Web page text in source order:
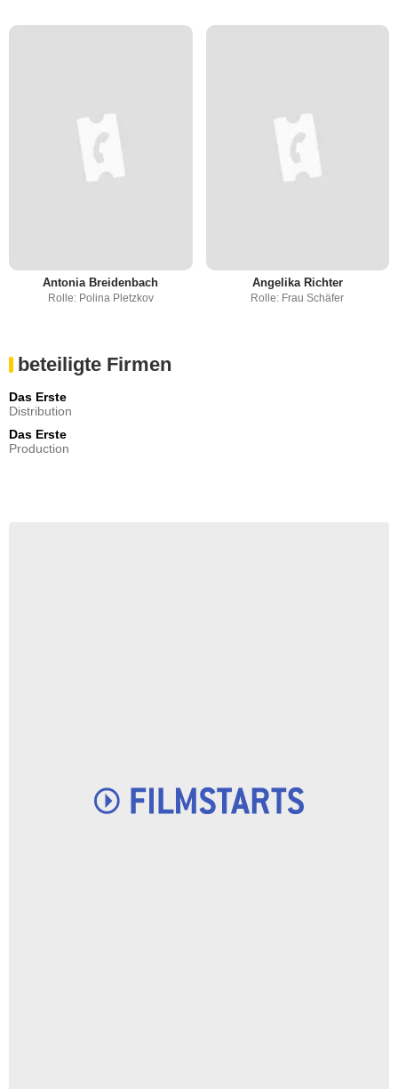
Antonia Breidenbach
Rolle: Polina Pletzkov
Angelika Richter
Rolle: Frau Schäfer
beteiligte Firmen
Das Erste
Distribution
Das Erste
Production